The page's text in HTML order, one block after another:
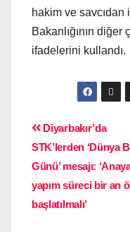
hakim ve
Bakanlığının diğer
ifadelerini kullandı.
Diyarbakır’da
STK’lerden ‘Dünya
Günü’ mesajı:
yapım süreci bir an
başlatılmalı’